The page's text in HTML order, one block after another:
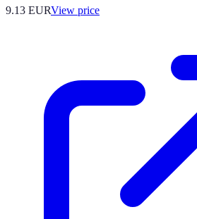
9.13 EURView price